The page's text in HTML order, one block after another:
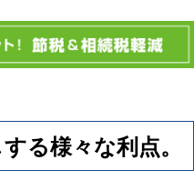
る様々な利点。